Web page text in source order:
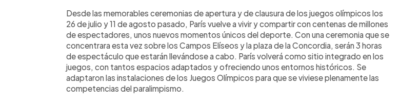
Desde las memorables ceremonias de apertura y de clausura de los juegos olímpicos los
26 de julio y 11 de agosto pasado, París vuelve a vivir y compartir con centenas de millones
de espectadores, unos nuevos momentos únicos del deporte. Con una ceremonia que se
concentrara esta vez sobre los Campos Elíseos y la plaza de la Concordia, serán 3 horas
de espectáculo que estarán llevándose a cabo. París volverá como sitio integrado en los
juegos, con tantos espacios adaptados y ofreciendo unos entornos históricos. Se
adaptaron las instalaciones de los Juegos Olímpicos para que se viviese plenamente las
competencias del paralimpismo.